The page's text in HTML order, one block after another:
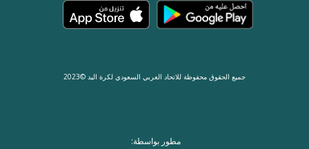
جميع الحقوق محفوظة للاتحاد العربي السعودي لكرة اليد ©2023
مطور بواسطة: